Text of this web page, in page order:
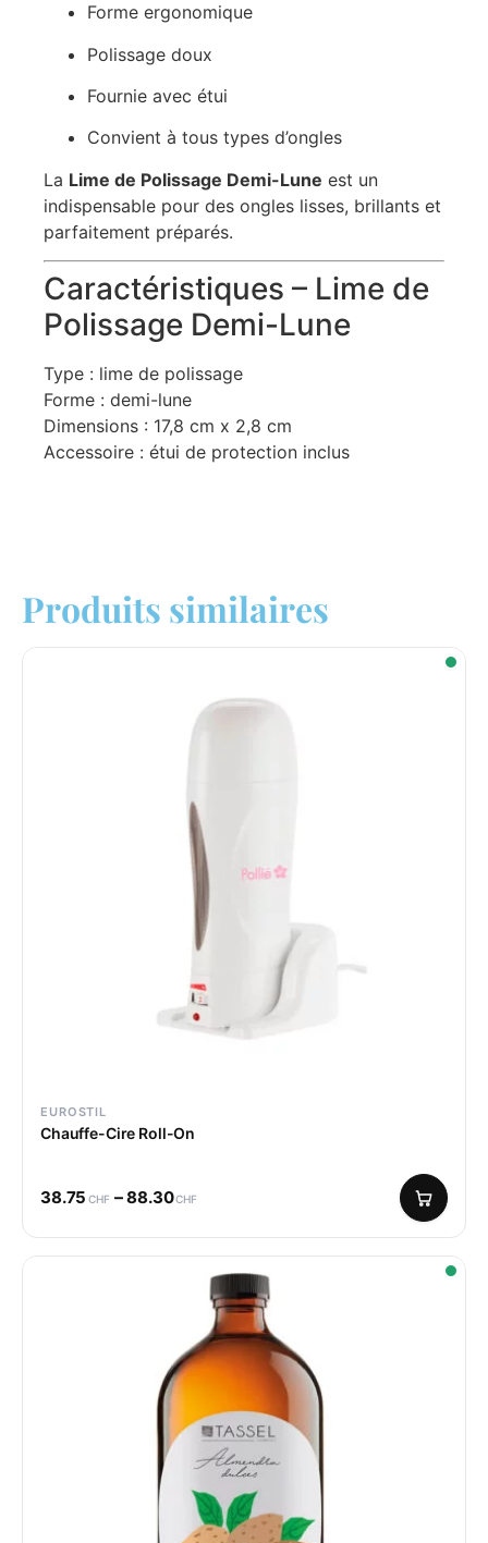
Forme ergonomique
Polissage doux
Fournie avec étui
Convient à tous types d’ongles
La Lime de Polissage Demi-Lune est un
indispensable pour des ongles lisses, brillants et
parfaitement préparés.
Caractéristiques – Lime de
Polissage Demi-Lune
Type : lime de polissage
Forme : demi-lune
Dimensions : 17,8 cm x 2,8 cm
Accessoire : étui de protection inclus
Produits similaires
EUROSTIL
Chauffe-Cire Roll-On
38.75 CHF –88.30CHF